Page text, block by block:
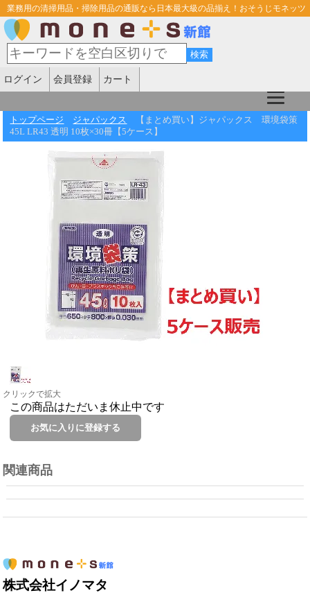
業務用の清掃用品・掃除用品の通販なら日本最大級の品揃え！おそうじモネッツ
ログイン 会員登録 カート
トップページ ジャパックス
【まとめ買い】ジャパックス 環境袋策
45L LR43 透明 10枚×30冊【5ケース】
クリックで拡大
この商品はただいま休止中です
関連商品
株式会社イノマタ